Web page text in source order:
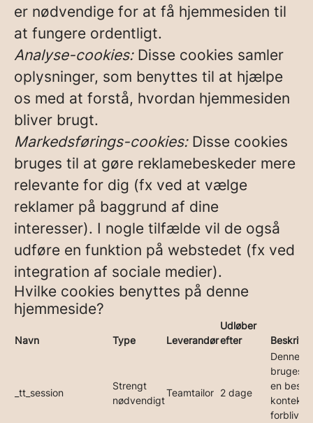
er nødvendige for at få hjemmesiden til
at fungere ordentligt.
Analyse-cookies:Disse cookies samler
oplysninger, som benyttes til at hjælpe
os med at forstå, hvordan hjemmesiden
bliver brugt.
Markedsførings-cookies:Disse cookies
bruges til at gøre reklamebeskeder mere
relevante for dig (fx ved at vælge
reklamer på baggrund af dine
interesser). I nogle tilfælde vil de også
udføre en funktion på webstedet (fx ved
integration af sociale medier).
Hvilke cookies benyttes på denne
hjemmeside?
Navn Type Leverandør
Udløber
efter
_tt_session
Strengt
nødvendigt
Teamtailor 2 dage
Denne
bruges
en
forblive